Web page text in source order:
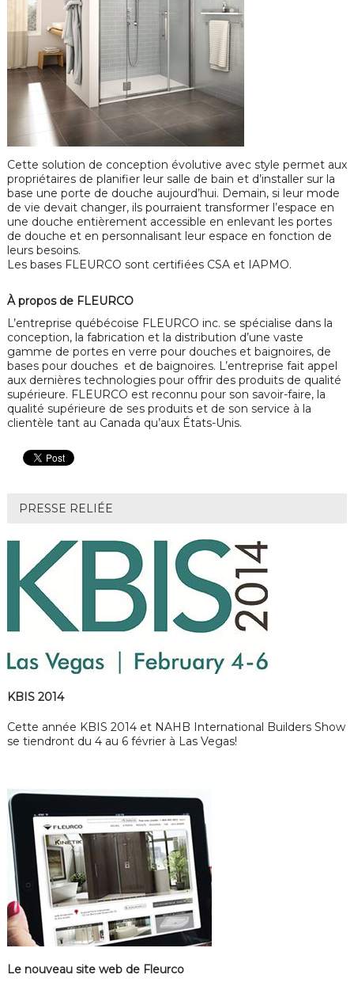
Cette solution de conception évolutive avec style permet aux
propriétaires de planifier leur salle de bain et d’installer sur la
base une porte de douche aujourd’hui. Demain, si leur mode
de vie devait changer, ils pourraient transformer l’espace en
une douche entièrement accessible en enlevant les portes
de douche et en personnalisant leur espace en fonction de
leurs besoins.
Les bases FLEURCO sont certifiées CSA et IAPMO.
À propos de FLEURCO
L’entreprise québécoise FLEURCO inc. se spécialise dans la
conception, la fabrication et la distribution d’une vaste
gamme de portes en verre pour douches et baignoires, de
bases pour douches et de baignoires. L’entreprise fait appel
aux dernières technologies pour offrir des produits de qualité
supérieure. FLEURCO est reconnu pour son savoir-faire, la
qualité supérieure de ses produits et de son service à la
clientèle tant au Canada qu’aux États-Unis.
PRESSE RELIÉE
KBIS 2014
Cette année KBIS 2014 et NAHB International Builders Show
se tiendront du 4 au 6 février à Las Vegas!
Le nouveau site web de Fleurco